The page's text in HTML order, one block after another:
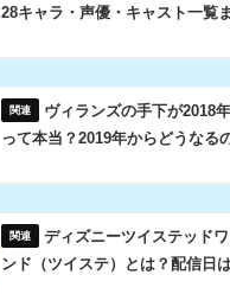
28キャラ・声優・キャスト一覧
ヴィランズの手下が2018
って本当？2019年からどうなる
ディズニーツイステッド
ンド（ツイステ）とは？配信日